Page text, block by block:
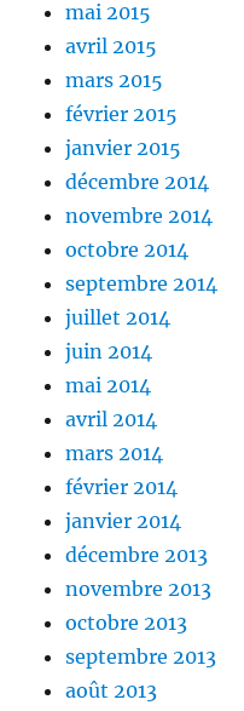
mai 2015
avril 2015
mars 2015
février 2015
janvier 2015
décembre 2014
novembre 2014
octobre 2014
septembre 2014
juillet 2014
juin 2014
mai 2014
avril 2014
mars 2014
février 2014
janvier 2014
décembre 2013
novembre 2013
octobre 2013
septembre 2013
août 2013